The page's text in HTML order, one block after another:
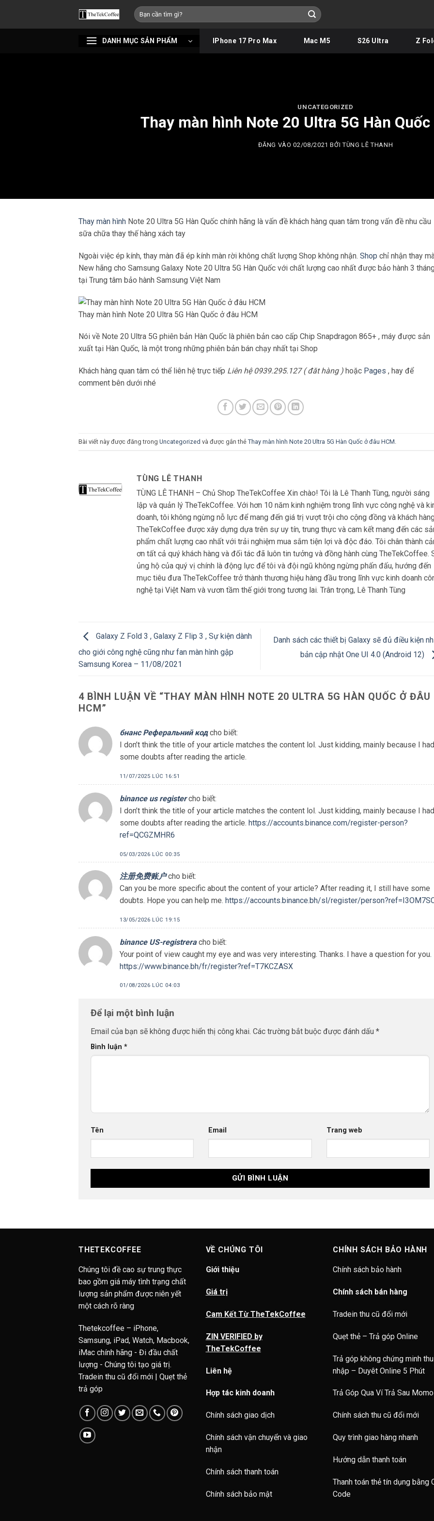
nội
Tìm
kiếm:
DANH MỤC SẢN PHẨM IPhone 17 Pro Max Mac M5 S26 Ultra Z
UNCATEGORIZED
Thay màn hình Note 20 Ultra 5G Hàn
ĐĂNG VÀO02/08/2021 BỞITÙNG LÊ THANH
Thay màn hình Note 20 Ultra 5G Hàn Quốc chính hãng là vấn đề khách hàng quan tâm trong vấn đề nhu cầu
sữa chữa thay thế hàng xách tay
Ngoài việc ép kính, thay màn đã ép kính màn rời không chất lượng Shop không nhận. Shop chỉ nhận thay
New hãng cho Samsung Galaxy Note 20 Ultra 5G Hàn Quốc với chất lượng cao nhất được bảo hành 3
tại Trung tâm bảo hành Samsung Việt Nam
Thay màn hình Note 20 Ultra 5G Hàn Quốc ở đâu HCM
Nói về Note 20 Ultra 5G phiên bản Hàn Quốc là phiên bản cao cấp Chip Snapdragon 865+ , máy được sản
xuất tại Hàn Quốc, là một trong những phiên bản bán chạy nhất tại Shop
Khách hàng quan tâm có thể liên hệ trực tiếp Liên hệ 0939.295.127 ( đăt hàng ) hoặc Pages , hay để
comment bên dưới nhé
Bài viết này được đăng trong Uncategorized và được gắn thẻ Thay màn hình Note 20 Ultra 5G Hàn Quốc ở đâu HCM
TÙNG LÊ THANH
TÙNG LÊ THANH – Chủ Shop TheTekCoffee Xin chào! Tôi là Lê Thanh Tùng, người sáng
lập và quản lý TheTekCoffee. Với hơn 10 năm kinh nghiệm trong lĩnh vực công nghệ và
doanh, tôi không ngừng nỗ lực để mang đến giá trị vượt trội cho cộng đồng và khách
TheTekCoffee được xây dựng dựa trên sự uy tín, trung thực và cam kết mang đến các
phẩm chất lượng cao nhất với trải nghiệm mua sắm tiện lợi và độc đáo. Tôi chân thành
ơn tất cả quý khách hàng và đối tác đã luôn tin tưởng và đồng hành cùng TheTekCoffee.
ủng hộ của quý vị chính là động lực để tôi và đội ngũ không ngừng phấn đấu, hướng đến
mục tiêu đưa TheTekCoffee trở thành thương hiệu hàng đầu trong lĩnh vực kinh doanh
nghệ tại Việt Nam và vươn tầm thế giới trong tương lai. Trân trọng, Lê Thanh Tùng
Galaxy Z Fold 3 , Galaxy Z Flip 3 , Sự kiện dành
cho giới công nghệ cũng như fan màn hình gập
Samsung Korea – 11/08/2021
Danh sách các thiết bị Galaxy sẽ đủ điều kiện
bản cập nhật One UI 4.0 (Android 12)
4 BÌNH LUẬN VỀ “THAY MÀN HÌNH NOTE 20 ULTRA 5G HÀN QUỐC Ở ĐÂU
HCM”
бнанс Реферальний код cho biết:
I don’t think the title of your article matches the content lol. Just kidding, mainly because I had
some doubts after reading the article.
11/07/2025 LÚC 16:51
binance us register cho biết:
I don’t think the title of your article matches the content lol. Just kidding, mainly because I had
some doubts after reading the article. https://accounts.binance.com/register-person?
ref=QCGZMHR6
05/03/2026 LÚC 00:35
注册免费账户 cho biết:
Can you be more specific about the content of your article? After reading it, I still have some
doubts. Hope you can help me. https://accounts.binance.bh/sl/register/
13/05/2026 LÚC 19:15
binance US-registrera cho biết:
Your point of view caught my eye and was very interesting. Thanks. I have a question for you.
https://www.binance.bh/fr/register?ref=T7KCZASX
01/08/2026 LÚC 04:03
Để lại một bình luận
Email của bạn sẽ không được hiển thị công khai. Các trường bắt buộc được đánh dấu *
Bình luận *
Tên Email Trang web
THETEKCOFFEE
Chúng tôi đề cao sự trung thực
bao gồm giá máy tình trạng chất
lượng sản phẩm được niên yết
một cách rõ ràng
Thetekcoffee – iPhone,
Samsung, iPad, Watch, Macbook,
iMac chính hãng - Đi đầu chất
lượng - Chúng tôi tạo giá trị.
Tradein thu cũ đổi mới | Quẹt thẻ
trả góp
VỀ CHÚNG TÔI
Giới thiệu
Giá trị
Cam Kết Từ TheTekCoffee
ZIN VERIFIED by
TheTekCoffee
Liên hệ
Hợp tác kinh doanh
Chính sách giao dịch
Chính sách vận chuyển và giao
nhận
Chính sách thanh toán
Chính sách bảo mật
CHÍNH SÁCH BẢO HÀNH
Chính sách bảo hành
Chính sách bán hàng
Tradein thu cũ đổi mới
Quẹt thẻ – Trả góp Online
Trả góp không chứng minh thu
nhập – Duyêt Online 5 Phút
Trả Góp Qua Ví Trả Sau Momo
Chính sách thu cũ đổi mới
Quy trình giao hàng nhanh
Hướng dẫn thanh toán
Thanh toán thẻ tín dụng bằng
Code